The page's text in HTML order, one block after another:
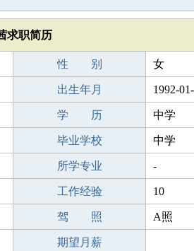
求职简历
性 别 女
出生年月 1992-
学 历 中学
毕业学校 中学
所学专业 -
工作经验 10
驾 照 A照
期望月薪